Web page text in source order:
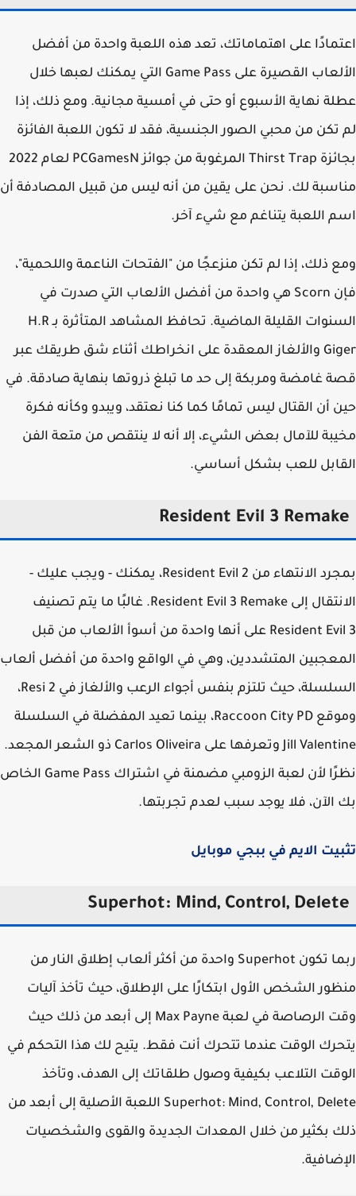
على اهتماماتك، تعد هذه اللعبة واحدة من أفضل
الألعاب القصيرة على Game Pass التي يمكنك لعبها خلال
نهاية الأسبوع أو حتى في أمسية مجانية. ومع ذلك، إذا
من محبي الصور الجنسية، فقد لا تكون اللعبة الفائزة
بجائزة Thirst Trap المرغوبة من جوائز PCGamesN لعام 2022
لك. نحن على يقين من أنه ليس من قبيل المصادفة أن
اللعبة يتناغم مع شيء آخر.
ذلك، إذا لم تكن منزعجًا من "الفتحات الناعمة واللحمية"،
فإن Scorn هي واحدة من أفضل الألعاب التي صدرت في
السنوات القليلة الماضية. تحافظ المشاهد المتأثرة بـ H.R
Giger والألغاز المعقدة على انخراطك أثناء شق طريقك عبر
غامضة ومربكة إلى حد ما تبلغ ذروتها بنهاية صادقة. في
أن القتال ليس تمامًا كما كنا نعتقد، ويبدو وكأنه فكرة
للآمال بعض الشيء، إلا أنه لا ينتقص من متعة الفن
للعب بشكل أساسي.
Resident Evil 3
بمجرد الانتهاء من Resident Evil 2، يمكنك - ويجب عليك -
الانتقال إلى Resident Evil 3 Remake. غالبًا ما يتم تصنيف
Resident Evil 3 على أنها واحدة من أسوأ الألعاب من قبل
المتشددين، وهي في الواقع واحدة من أفضل ألعاب
السلسلة، حيث تلتزم بنفس أجواء الرعب والألغاز في Resi 2،
وموقع Raccoon City PD، بينما تعيد المفضلة في السلسلة
Jill Valentine وتعرفها على Carlos Oliveira ذو الشعر المجعد.
نظرًا لأن لعبة الزومبي مضمنة في اشتراك Game Pass الخاص
الآن، فلا يوجد سبب لعدم تجربتها.
الايم في ببجي موبايل
Superhot: Mind, Control,
ربما تكون Superhot واحدة من أكثر ألعاب إطلاق النار من
الشخص الأول ابتكارًا على الإطلاق، حيث تأخذ آليات
وقت الرصاصة في لعبة Max Payne إلى أبعد من ذلك حيث
الوقت عندما تتحرك أنت فقط. يتيح لك هذا التحكم في
التلاعب بكيفية وصول طلقاتك إلى الهدف، وتأخذ
Superhot: Mind, Control, Delete اللعبة الأصلية إلى أبعد من
بكثير من خلال المعدات الجديدة والقوى والشخصيات